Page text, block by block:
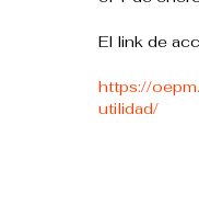
El link de
https://
utilidad/